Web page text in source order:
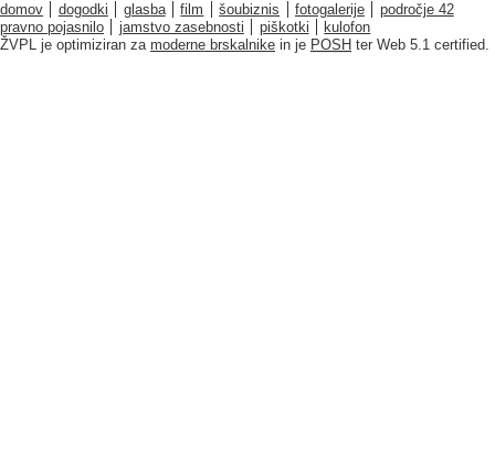
domov dogodki glasba film šoubiznis fotogalerije
področje 42
pravno pojasnilo
jamstvo zasebnosti piškotki
kulofon
ŽVPL je optimiziran za moderne brskalnike in je POSH ter Web 5.1 certified.